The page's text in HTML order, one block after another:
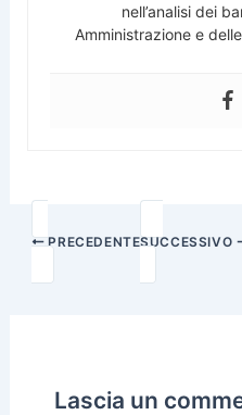
nell’analisi dei
Amministrazione e
PRECEDENTESUCCESSIVO
Lascia un